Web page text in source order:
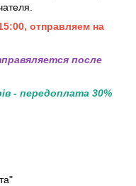
отправляем на
после
- передоплата 30%